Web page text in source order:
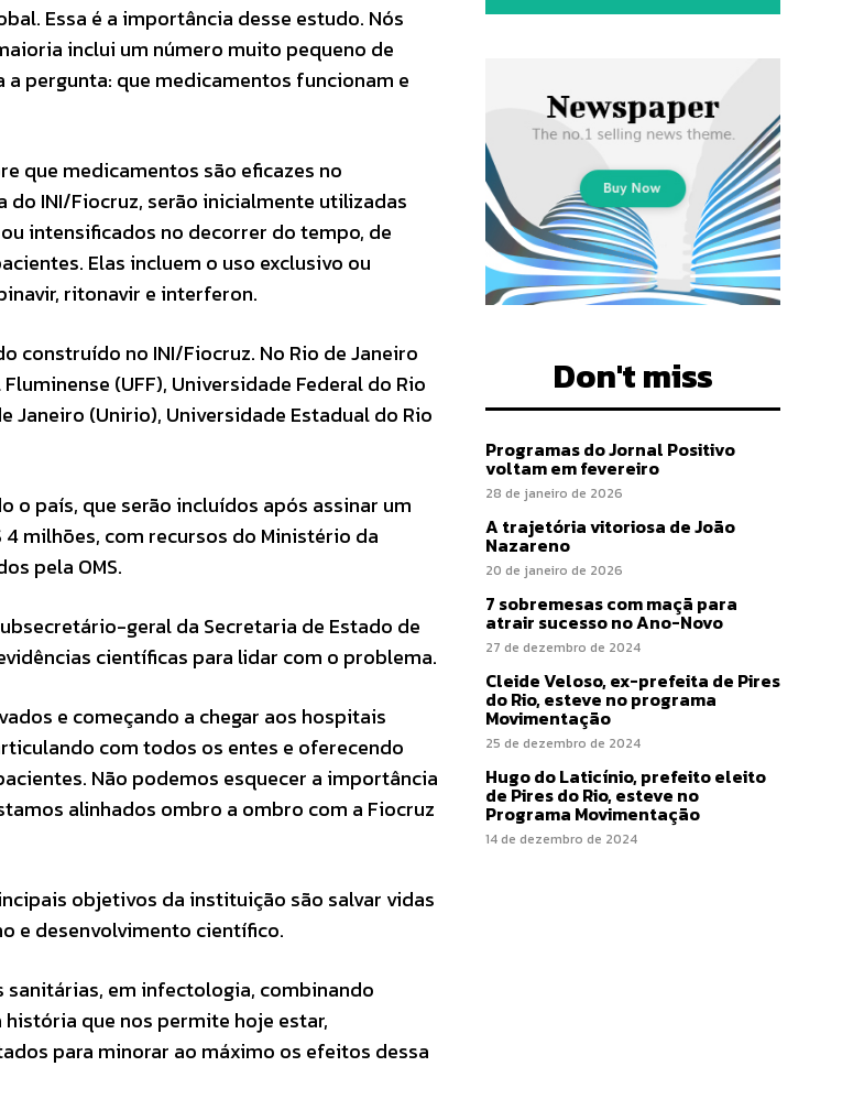
Essa é a importância desse estudo. Nós
inclui um número muito pequeno de
pergunta: que medicamentos funcionam e
que medicamentos são eficazes no
INI/Fiocruz, serão inicialmente utilizadas
intensificados no decorrer do tempo, de
Elas incluem o uso exclusivo ou
ritonavir e interferon.
construído no INI/Fiocruz. No Rio de Janeiro
(UFF), Universidade Federal do Rio
Janeiro (Unirio), Universidade Estadual do Rio
o país, que serão incluídos após assinar um
milhões, com recursos do Ministério da
pela OMS.
geral da Secretaria de Estado de
científicas para lidar com o problema.
e começando a chegar aos hospitais
com todos os entes e oferecendo
Não podemos esquecer a importância
alinhados ombro a ombro com a Fiocruz
objetivos da instituição são salvar vidas
e desenvolvimento científico.
sanitárias, em infectologia, combinando
história que nos permite hoje estar,
para minorar ao máximo os efeitos dessa
Don't miss
Programas do Jornal Positivo
voltam em fevereiro
28 de janeiro de 2026
A trajetória vitoriosa de João
Nazareno
20 de janeiro de 2026
7 sobremesas com maçã para
atrair sucesso no Ano-Novo
27 de dezembro de 2024
Cleide Veloso, ex-prefeita de Pires
do Rio, esteve no programa
Movimentação
25 de dezembro de 2024
Hugo do Laticínio, prefeito eleito
de Pires do Rio, esteve no
Programa Movimentação
14 de dezembro de 2024